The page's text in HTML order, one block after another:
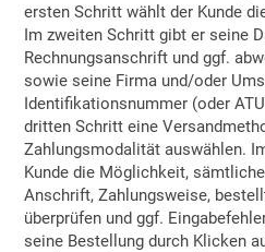
ersten Schritt wählt der Kunde
Im zweiten Schritt gibt er seine
Rechnungsanschrift und ggf.
sowie seine Firma und/oder
Identifikationsnummer (oder
dritten Schritt eine
Zahlungsmodalität auswählen.
Kunde die Möglichkeit,
Anschrift, Zahlungsweise,
überprüfen und ggf.
seine Bestellung durch Klicken